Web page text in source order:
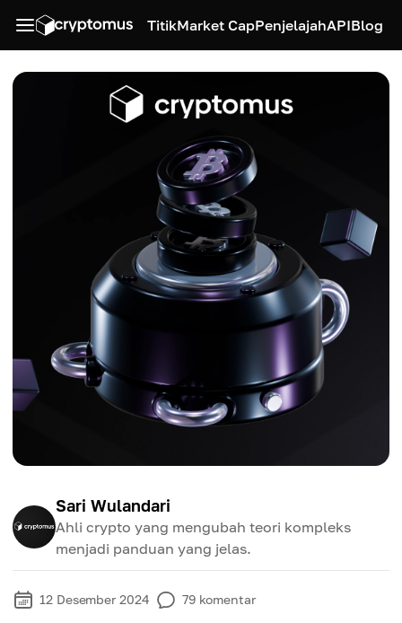
TitikMarket CapPenjelajahAPIBlog
Sari Wulandari
Ahli crypto yang mengubah teori kompleks
menjadi panduan yang jelas.
12 Desember 2024 79 komentar